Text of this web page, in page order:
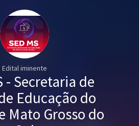
Edital iminente
- Secretaria de
Educação do
Mato Grosso do